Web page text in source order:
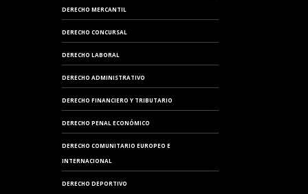
DERECHO MERCANTIL
DERECHO CONCURSAL
DERECHO LABORAL
DERECHO ADMINISTRATIVO
DERECHO FINANCIERO Y TRIBUTARIO
DERECHO PENAL ECONÓMICO
DERECHO COMUNITARIO EUROPEO E
INTERNACIONAL
DERECHO DEPORTIVO